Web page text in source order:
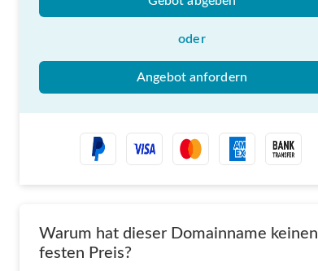
oder
Angebot anfordern
Warum hat dieser Domainname keinen
festen Preis?